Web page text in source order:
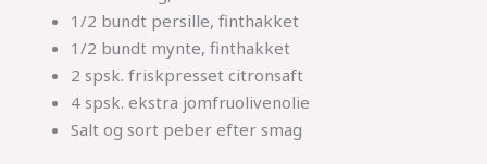
1/2 bundt persille, finthakket
1/2 bundt mynte, finthakket
2 spsk. friskpresset citronsaft
4 spsk. ekstra jomfruolivenolie
Salt og sort peber efter smag